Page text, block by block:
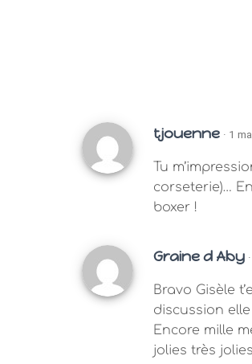
tjouenne · 1
Tu
corseterie)…
boxer !
Graine d Aby
Bravo Gisèle
discussion
Encore mille
jolies très